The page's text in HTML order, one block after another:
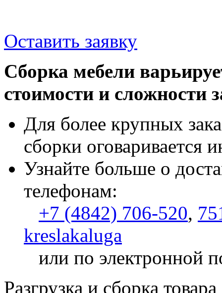
Оставить заявку
Сборка мебели
стоимости и сложности
Для более крупных
сборки оговаривается
Узнайте больше о
телефонам:
+7 (4842) 706-520,
kreslakaluga
или по электронной
Разгрузка и сборка